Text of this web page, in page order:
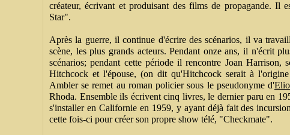
créateur, écrivant et produisant des films de propagande. Il
Star".
Après la guerre, il continue d'écrire des scénarios, il va
scène, les plus grands acteurs. Pendant onze ans, il n'écrit
scénarios; pendant cette période il rencontre Joan Harrison,
Hitchcock et l'épouse, (on dit qu'Hitchcock serait à
Ambler se remet au roman policier sous le pseudonyme d'
Rhoda. Ensemble ils écrivent cinq livres, le dernier paru en
s'installer en Californie en 1959, y ayant déjà fait des
cette fois-ci pour créer son propre show télé, "Checkmate".